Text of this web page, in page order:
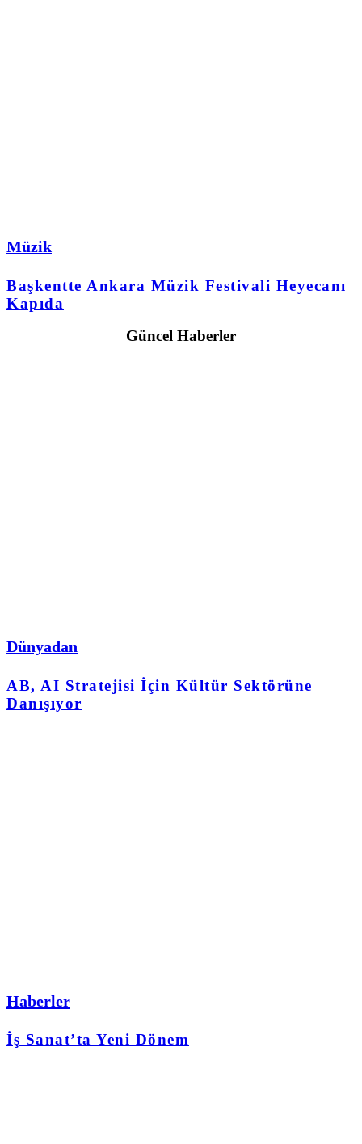
Müzik
Başkentte Ankara Müzik Festivali Heyecanı
Kapıda
Güncel Haberler
Dünyadan
AB, AI Stratejisi İçin Kültür Sektörüne
Danışıyor
Haberler
İş Sanat’ta Yeni Dönem